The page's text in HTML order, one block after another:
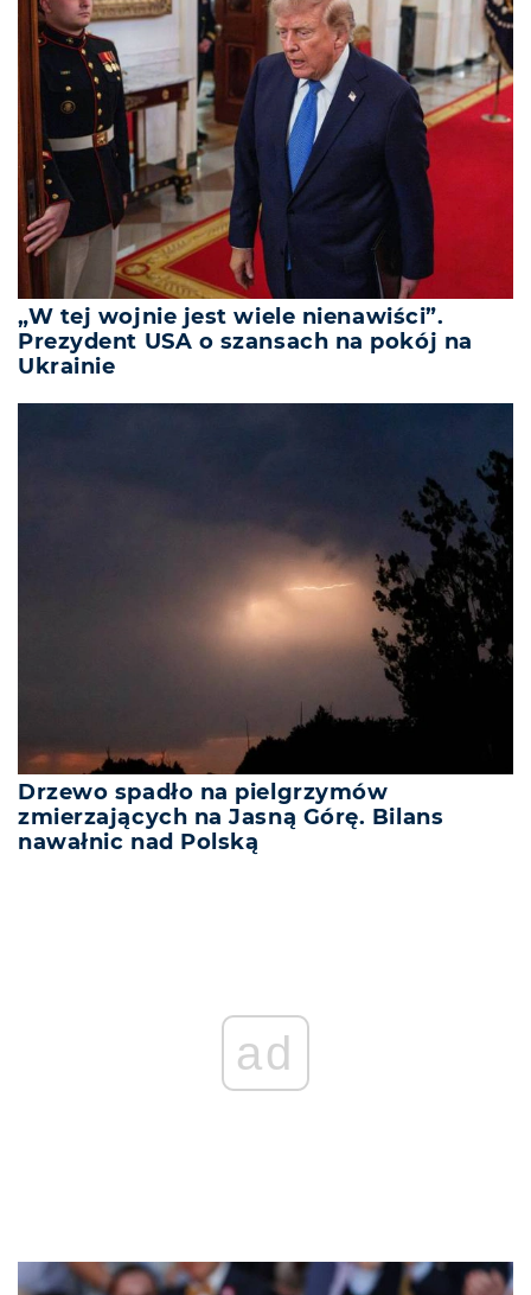
„W tej wojnie jest wiele nienawiści”.
Prezydent USA o szansach na pokój na
Ukrainie
Drzewo spadło na pielgrzymów
zmierzających na Jasną Górę. Bilans
nawałnic nad Polską
ad